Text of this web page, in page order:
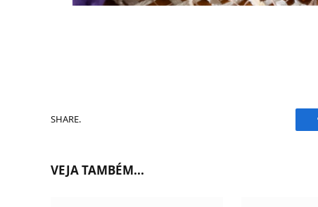
SHARE.
VEJA TAMBÉM...